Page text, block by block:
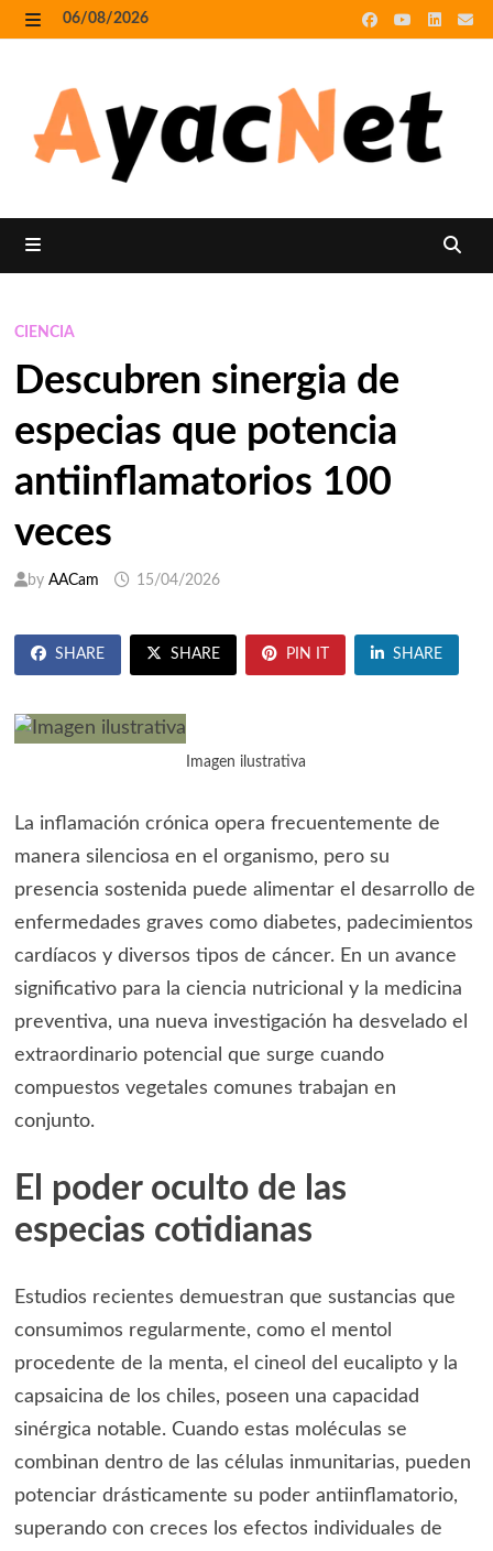
Skip
to
06/08/2026
CIENCIA
Descubren sinergia de
especias que potencia
antiinflamatorios 100
veces
by AACam 15/04/2026
SHARE SHARE PIN IT SHARE
Imagen ilustrativa
La inflamación crónica opera frecuentemente de
manera silenciosa en el organismo, pero su
presencia sostenida puede alimentar el desarrollo de
enfermedades graves como diabetes, padecimientos
cardíacos y diversos tipos de cáncer. En un avance
significativo para la ciencia nutricional y la medicina
preventiva, una nueva investigación ha desvelado el
extraordinario potencial que surge cuando
compuestos vegetales comunes trabajan en
conjunto.
El poder oculto de las
especias cotidianas
Estudios recientes demuestran que sustancias que
consumimos regularmente, como el mentol
procedente de la menta, el cineol del eucalipto y la
capsaicina de los chiles, poseen una capacidad
sinérgica notable. Cuando estas moléculas se
combinan dentro de las células inmunitarias, pueden
potenciar drásticamente su poder antiinflamatorio,
superando con creces los efectos individuales de